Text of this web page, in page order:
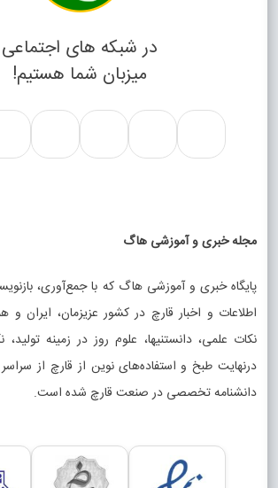
در شبکه های اجتماعی
میزبان شما هستیم!
مجله خبری و آموزشی هاگ
پایگاه خبری و آموزشی هاگ که با جمع‌آوری،
اطلاعات و اخبار قارچ در کشور عزیزمان، ایران و
نکات علمی، دانستنیها، علوم روز در زمینه تولید،
درنهایت طبخ و استفاده‌های نوین از قارچ از
دانشنامه تخصصی در صنعت قارچ شده است.